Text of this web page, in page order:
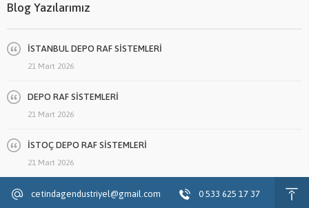
Blog Yazılarımız
İSTANBUL DEPO RAF SİSTEMLERİ
21 Mart 2026
DEPO RAF SİSTEMLERİ
21 Mart 2026
İSTOÇ DEPO RAF SİSTEMLERİ
21 Mart 2026
cetindagendustriyel@gmail.com 0 533 625 17 37